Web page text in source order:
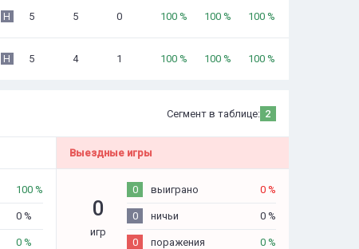
Н 5 5 0 100 % 100 % 100 %
Н 5 4 1 100 % 100 % 100 %
Сегмент в таблице: 2
100 %
0 %
0 %
Выездные игры
0
игр
0 выиграно 0 %
0 ничьи 0 %
0 поражения 0 %